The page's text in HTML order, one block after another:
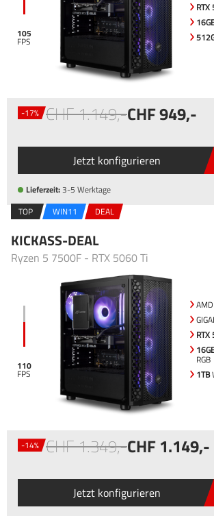
105
-17% 1.149,- 949,-
Jetzt konfigurieren
Lieferzeit:3-5 Werktage
TOP
WIN11 DEAL
KICKASS-DEAL
Ryzen 5 7500F - RTX 5060 Ti
110
RGB
1TB
-14% 1.349,- 1.149,-
Jetzt konfigurieren